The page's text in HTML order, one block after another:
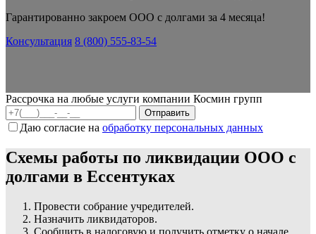
Гарантированно закроем ООО с долгами за 4 месяца!
Консультация 8 (800) 555-83-54
Рассрочка на любые услуги компании Космин групп
Даю согласие на обработку персональных данных
Схемы работы по ликвидации ООО с
долгами в Ессентуках
Провести собрание учредителей.
Назначить ликвидаторов.
Сообщить в налоговую и получить отметку о начале